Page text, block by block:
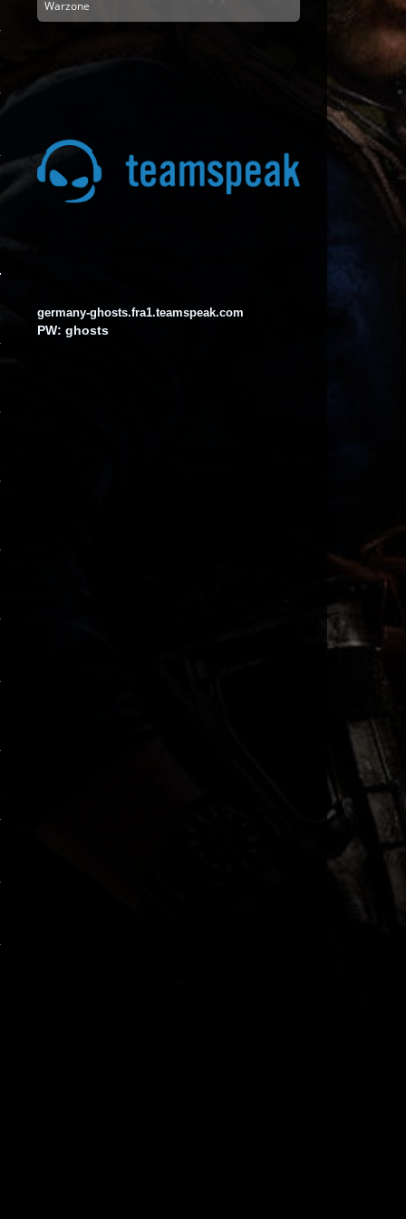
aure
naaaa tdz
Door Raffe
Warzone
germany-ghosts.fra1.teamspeak.com
PW: ghosts